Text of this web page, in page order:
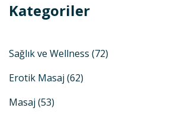
Kategoriler
Sağlık ve Wellness (72)
Erotik Masaj (62)
Masaj (53)